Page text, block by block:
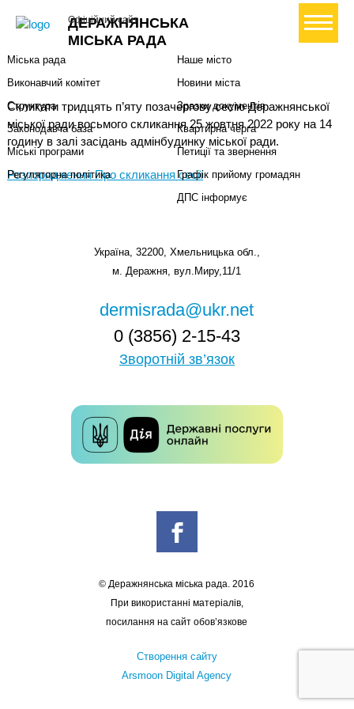
ДЕРАЖНЯНСЬКА
МІСЬКА РАДА
Офіційний сайт+ Створити петицію
Скликати тридцять п’яту позачергову сесію Деражнянської
міської ради восьмого скликання 25 жовтня 2022 року на 14
годину в залі засідань адмінбудинку міської ради.
Розпорядження Про скликання сесії
Міський голова
Міська рада
Виконавчий комітет
Структура
Законодавча база
Міські програми
Регуляторна політика
Наше місто
Новини міста
Зразки документів
Квартирна черга
Петиції та звернення
Графік прийому громадян
ДПС інформує
Україна, 32200, Хмельницька обл.,
м. Деражня, вул.Миру,11/1
dermisrada@ukr.net
0 (3856) 2-15-43
Зворотній зв’язок
© Деражнянська міська рада. 2016
При використанні матеріалів,
посилання на сайт обов’язкове
Створення сайту
Arsmoon Digital Agency